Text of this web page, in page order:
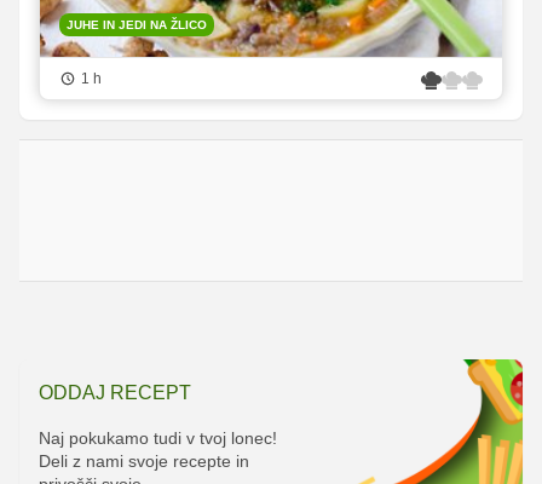
JUHE IN JEDI NA ŽLICO
1 h
ODDAJ RECEPT
Naj pokukamo tudi v tvoj lonec!
Deli z nami svoje recepte in